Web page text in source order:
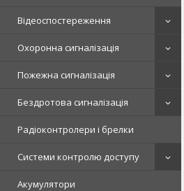
Відеоспостереження
Охоронна сигналізація
Пожежна сигналізація
Бездротова сигналізація
Радіоконтролери і брелки
Системи контролю доступу
Акумулятори